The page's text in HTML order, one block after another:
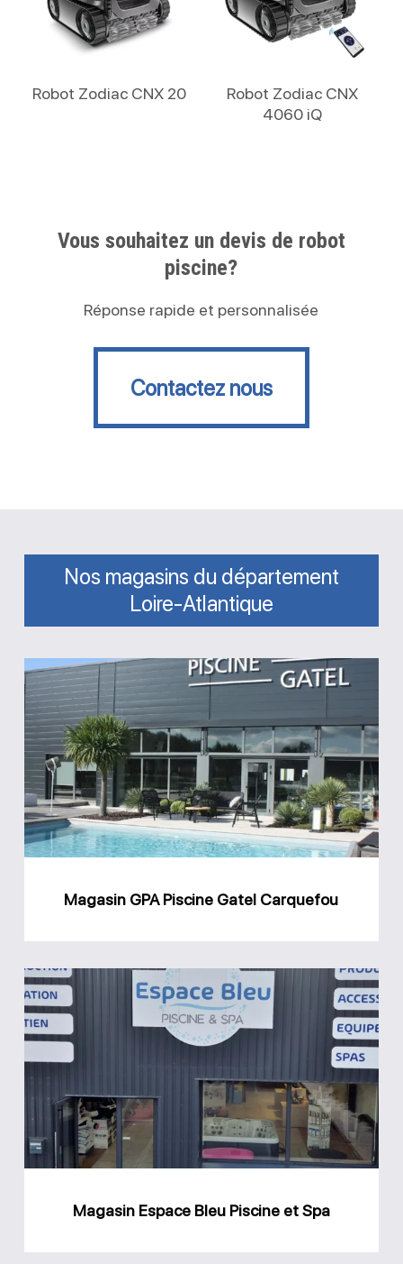
Robot Zodiac CNX 20
Robot Zodiac CNX
4060 iQ
Vous souhaitez un devis de robot
piscine?
Réponse rapide et personnalisée
Contactez nous
Contactez nous
Nos magasins du département
Loire-Atlantique
Magasin
Piscine
Gatel
Carquefou
Magasin GPA Piscine Gatel Carquefou
Magasin
Espace
Bleu
et
Spa
Magasin Espace Bleu Piscine et Spa